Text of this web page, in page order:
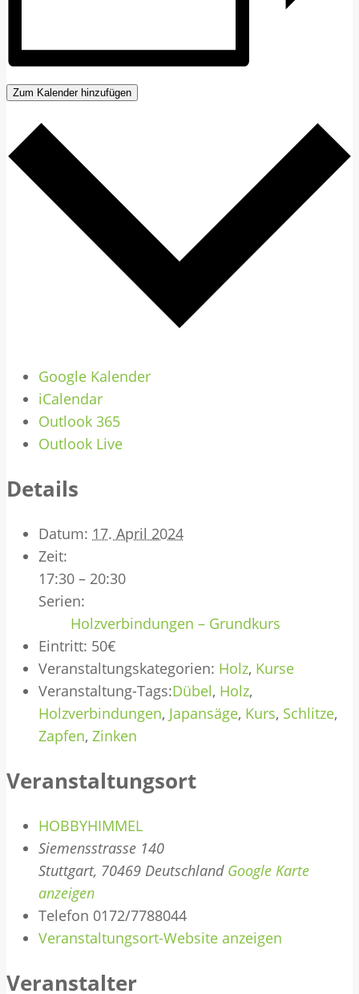
Zum Kalender hinzufügen
Google Kalender
iCalendar
Outlook 365
Outlook Live
Details
Datum: 17. April 2024
Zeit:
17:30 – 20:30
Serien:
Holzverbindungen – Grundkurs
Eintritt: 50€
Veranstaltungskategorien: Holz, Kurse
Veranstaltung-Tags:Dübel, Holz,
Holzverbindungen, Japansäge, Kurs, Schlitze,
Zapfen, Zinken
Veranstaltungsort
HOBBYHIMMEL
Siemensstrasse 140
Stuttgart, 70469 Deutschland Google Karte
anzeigen
Telefon 0172/7788044
Veranstaltungsort-Website anzeigen
Veranstalter